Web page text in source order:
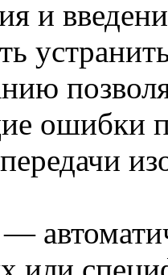
и
ошибки